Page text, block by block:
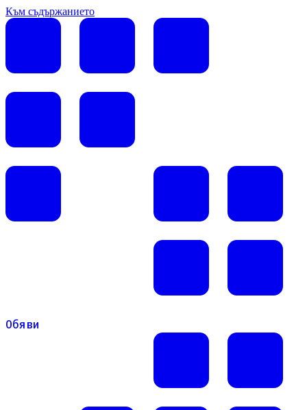
Към съдържанието
Обяви